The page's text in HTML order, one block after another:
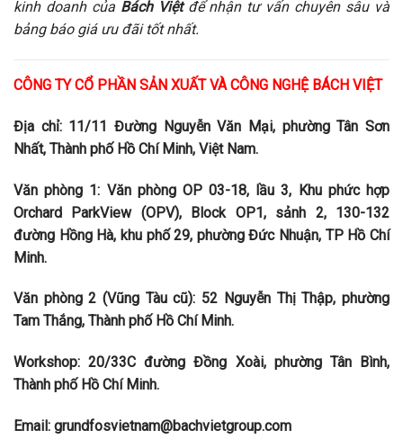
kinh doanh của Bách Việtđể nhận tư vấn chuyên sâu và
bảng báo giá ưu đãi tốt nhất.
CÔNG TY CỔ PHẦN SẢN XUẤT VÀ CÔNG NGHỆ BÁCH VIỆT
Địa chỉ: 11/11 Đường Nguyễn Văn Mại, phường Tân Sơn
Nhất, Thành phố Hồ Chí Minh, Việt Nam.
Văn phòng 1: Văn phòng OP 03-18, lầu 3, Khu phức hợp
Orchard ParkView (OPV), Block OP1, sảnh 2, 130-132
đường Hồng Hà, khu phố 29, phường Đức Nhuận, TP Hồ Chí
Minh.
Văn phòng 2 (Vũng Tàu cũ): 52 Nguyễn Thị Thập, phường
Tam Thắng, Thành phố Hồ Chí Minh.
Workshop: 20/33C đường Đồng Xoài, phường Tân Bình,
Thành phố Hồ Chí Minh.
Email: grundfosvietnam@bachvietgroup.com